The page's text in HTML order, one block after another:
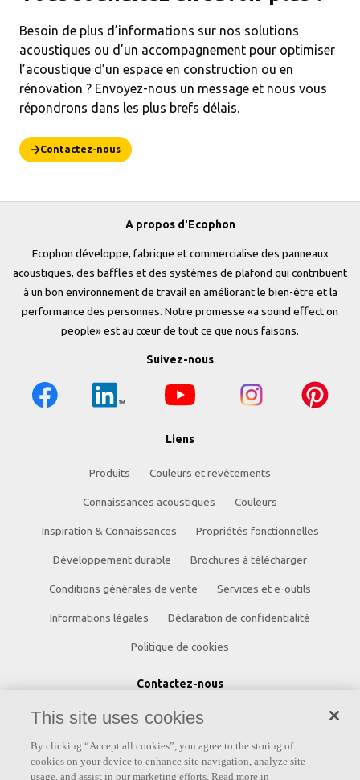
Besoin de plus d’informations sur nos solutions
acoustiques ou d’un accompagnement pour optimiser
l’acoustique d’un espace en construction ou en
rénovation ? Envoyez-nous un message et nous vous
répondrons dans les plus brefs délais.
Contactez-nous
A propos d'Ecophon
Ecophon développe, fabrique et commercialise des panneaux
acoustiques, des baffles et des systèmes de plafond qui contribuent
à un bon environnement de travail en améliorant le bien-être et la
performance des personnes. Notre promesse «a sound effect on
people» est au cœur de tout ce que nous faisons.
Suivez-nous
Liens
Produits Couleurs et revêtements
Connaissances acoustiques Couleurs
Inspiration & Connaissances Propriétés fonctionnelles
Développement durable Brochures à télécharger
Conditions générales de vente Services et e-outils
Informations légales Déclaration de confidentialité
Politique de cookies
Contactez-nous
Siège social Suisse romande
Akustikmodular AG Akustikmodular AG
Rudolf-Diesel-Strasse 3 Bd de l'Arc-en-Ciel 28
This site uses cookies
By clicking “Accept all cookies”, you agree to the storing of
cookies on your device to enhance site navigation, analyze site
usage, and assist in our marketing efforts. Read more in